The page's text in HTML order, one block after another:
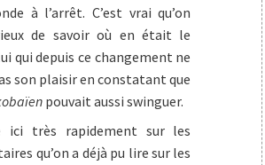
à l’arrêt. C’est vrai qu’on
de savoir où en était le
qui depuis ce changement ne
son plaisir en constatant que
pouvait aussi swinguer.
ici très rapidement sur les
qu’on a déjà pu lire sur les